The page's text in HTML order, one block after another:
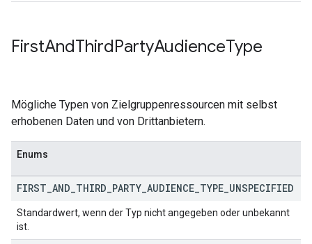
FirstAndThirdPartyAudienceType
Mögliche Typen von Zielgruppenressourcen mit selbst
erhobenen Daten und von Drittanbietern.
Enums
FIRST AND THIRD PARTY AUDIENCE TYPE UNSPECIFIED
Standardwert, wenn der Typ nicht angegeben oder unbekannt
ist.